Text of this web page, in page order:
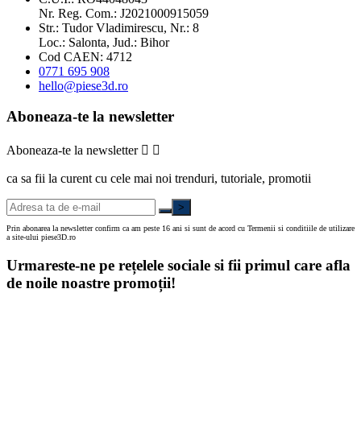
Nr. Reg. Com.: J2021000915059
Str.: Tudor Vladimirescu, Nr.: 8
Loc.: Salonta, Jud.: Bihor
Cod CAEN: 4712
0771 695 908
hello@piese3d.ro
Aboneaza-te la newsletter
Aboneaza-te la newsletter  
ca sa fii la curent cu cele mai noi trenduri, tutoriale, promotii
>
Prin abonarea la newsletter confirm ca am peste 16 ani si sunt de acord cu Termenii si conditiile de utilizare
a site-ului piese3D.ro
Urmareste-ne pe rețelele sociale si fii primul care afla
de noile noastre promoții!